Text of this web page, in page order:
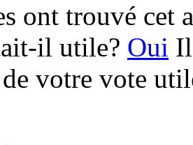
ont trouvé cet
il utile? Oui
votre vote